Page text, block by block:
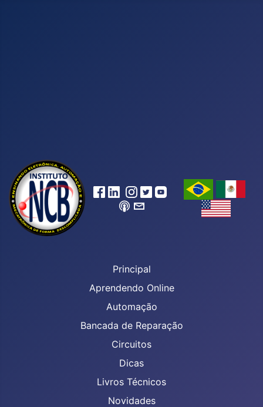
Principal
Aprendendo Online
Automação
Bancada de Reparação
Circuitos
Dicas
Livros Técnicos
Novidades